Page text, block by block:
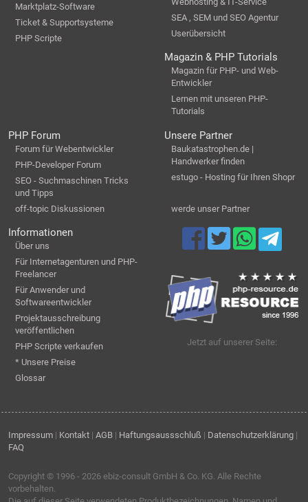
Marktplatz-Software
Ticket & Supportsysteme
PHP Scripte
SEA , SEM und SEO Agentur
Userübersicht
Magazin & PHP Tutorials
Magazin für PHP- und Web-
Entwickler
Lernen mit unseren PHP-
Tutorials
PHP Forum
Forum für Webentwickler
PHP-Developer Forum
SEO - Suchmaschinen Tricks
und Tipps
off-topic Diskussionen
Unsere Partner
Baukatastrophen.de |
Handwerker finden
estugo - Hosting für Ihren Shopr
werde unser Partner
Informationen
Über uns
Für Internetagenturen und PHP-
Freelancer
Für Anwender und
Softwareentwickler
Projektausschreibung
veröffentlichen
PHP Scripte verkaufen
* Unsere Preise
Glossar
Jetzt auf unserer Seite:
Impressum | Kontakt | AGB | Haftungsaussschluß | Datenschutzerklärung |
FAQ
Copyright © 1996 - 2026 ebiz-consult GmbH & Co. KG . Alle Rechte
vorbehalten.